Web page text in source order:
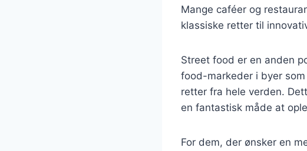
Mange caféer og
klassiske retter til
Street food er en anden
food-markeder i byer
retter fra hele verden.
en fantastisk måde at
For dem, der ønsker en